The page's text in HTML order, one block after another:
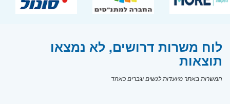
לוח משרות דרושים, לא נמצאו
תוצאות
המשרות באתר מיועדות לנשים וגברים כאחד